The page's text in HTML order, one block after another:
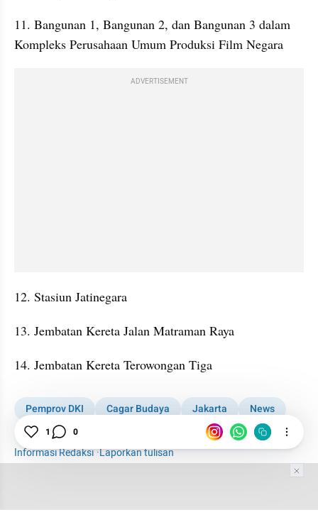
11. Bangunan 1, Bangunan 2, dan Bangunan 3 dalam
Kompleks Perusahaan Umum Produksi Film Negara
ADVERTISEMENT
12. Stasiun Jatinegara
13. Jembatan Kereta Jalan Matraman Raya
14. Jembatan Kereta Terowongan Tiga
Pemprov DKI Cagar Budaya Jakarta
News
Tugu Proklamasi
Informasi Redaksi·Laporkan tulisan
1 0